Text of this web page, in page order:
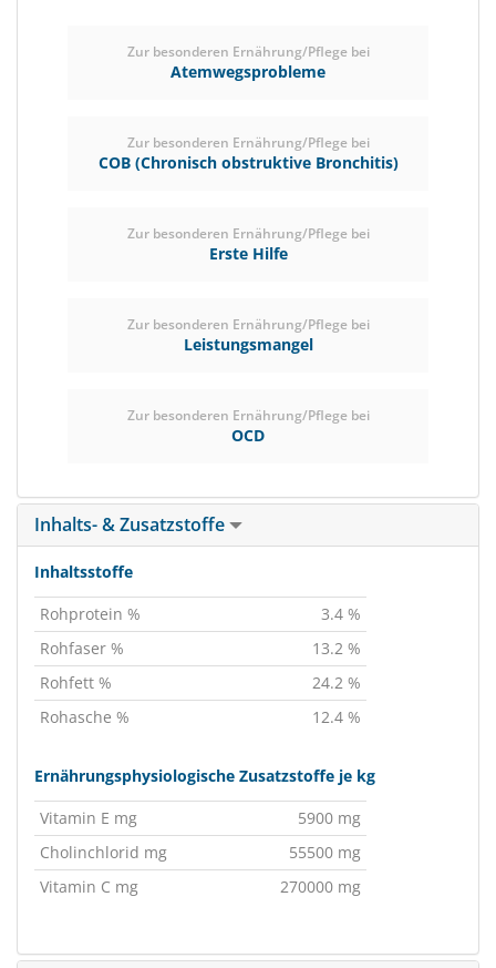
Zur besonderen Ernährung/Pflege bei
Atemwegsprobleme
Zur besonderen Ernährung/Pflege bei
COB (Chronisch obstruktive Bronchitis)
Zur besonderen Ernährung/Pflege bei
Erste Hilfe
Zur besonderen Ernährung/Pflege bei
Leistungsmangel
Zur besonderen Ernährung/Pflege bei
OCD
Inhalts- & Zusatzstoffe
Inhaltsstoffe
Rohprotein %
3.4 %
Rohfaser %
13.2 %
Rohfett %
24.2 %
Rohasche %
12.4 %
Ernährungsphysiologische Zusatzstoffe je kg
Vitamin E mg
5900 mg
Cholinchlorid mg
55500 mg
Vitamin C mg
270000 mg